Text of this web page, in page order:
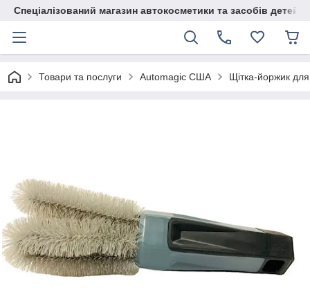
Спеціалізований магазин автокосметики та засобів
Товари та послуги Automagic США Щітка-йоржик